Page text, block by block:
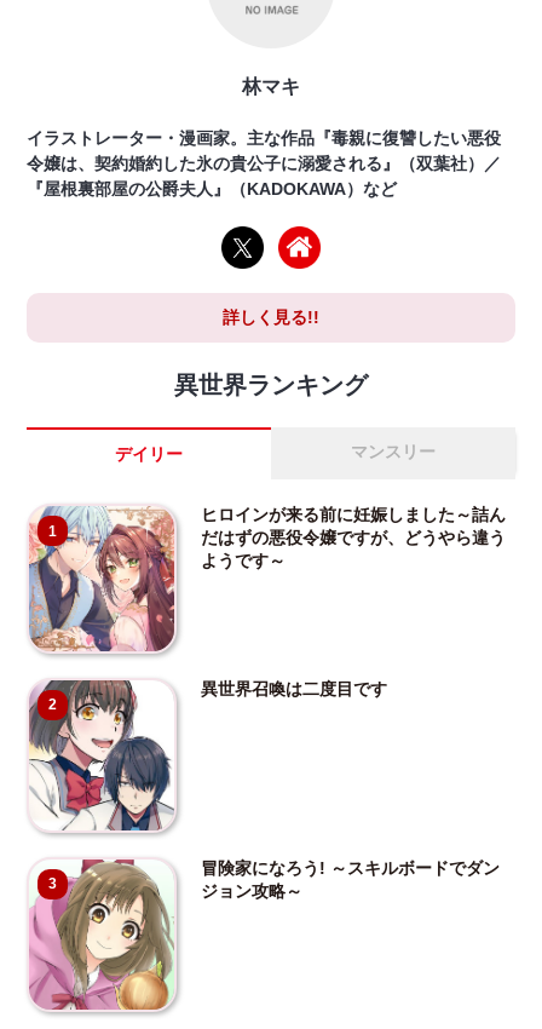
林マキ
イラストレーター・漫画家。主な作品『毒親に復讐したい悪役
令嬢は、契約婚約した氷の貴公子に溺愛される』（双葉社）／
『屋根裏部屋の公爵夫人』（KADOKAWA）など
詳しく見る!!
異世界ランキング
デイリー マンスリー
1
ヒロインが来る前に妊娠しました～詰ん
だはずの悪役令嬢ですが、どうやら違う
ようです～
2
異世界召喚は二度目です
3
冒険家になろう! ～スキルボードでダン
ジョン攻略～